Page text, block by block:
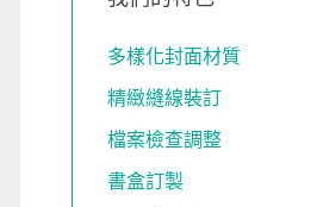
多樣化封面材質
精緻縫線裝訂
檔案檢查調整
書盒訂製